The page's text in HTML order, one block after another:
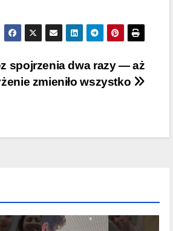
spojrzenia dwa razy — aż
zmieniło wszystko